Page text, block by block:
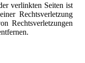
verlinkten Seiten ist
Rechtsverletzung
Rechtsverletzungen